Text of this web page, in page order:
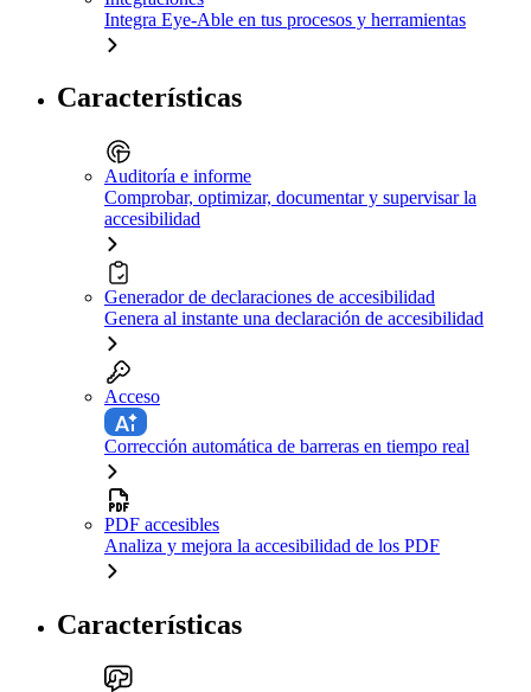
Integra Eye-Able en tus procesos y herramientas
Características
Auditoría e informe
Comprobar, optimizar, documentar y supervisar la
accesibilidad
Generador de declaraciones de accesibilidad
Genera al instante una declaración de accesibilidad
Acceso
Corrección automática de barreras en tiempo real
PDF accesibles
Analiza y mejora la accesibilidad de los PDF
Características